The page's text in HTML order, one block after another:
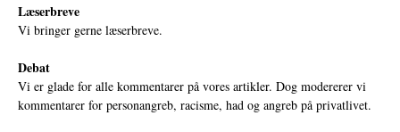
Læserbreve
Vi bringer gerne læserbreve.
Debat
Vi er glade for alle kommentarer på vores artikler. Dog modererer vi
kommentarer for personangreb, racisme, had og angreb på privatlivet.